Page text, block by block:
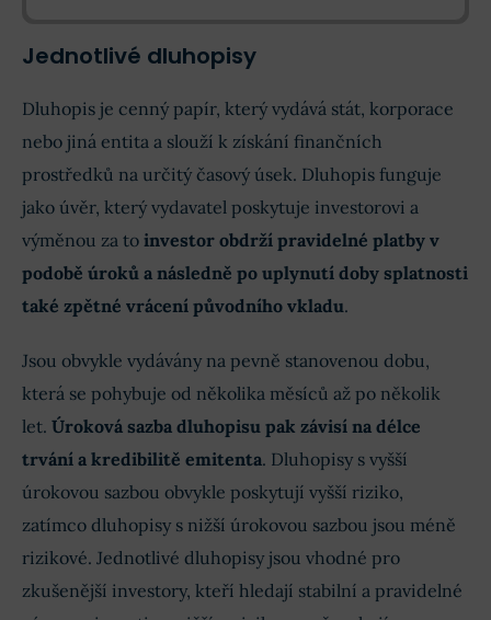
Jednotlivé dluhopisy
Dluhopis je cenný papír, který vydává stát, korporace
nebo jiná entita a slouží k získání finančních
prostředků na určitý časový úsek. Dluhopis funguje
jako úvěr, který vydavatel poskytuje investorovi a
výměnou za to investor obdrží pravidelné platby v
podobě úroků a následně po uplynutí doby splatnosti
také zpětné vrácení původního vkladu.
Jsou obvykle vydávány na pevně stanovenou dobu,
která se pohybuje od několika měsíců až po několik
let. Úroková sazba dluhopisu pak závisí na délce
trvání a kredibilitě emitenta. Dluhopisy s vyšší
úrokovou sazbou obvykle poskytují vyšší riziko,
zatímco dluhopisy s nižší úrokovou sazbou jsou méně
rizikové. Jednotlivé dluhopisy jsou vhodné pro
zkušenější investory, kteří hledají stabilní a pravidelné